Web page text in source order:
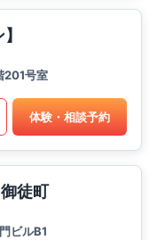
201号室
体験・相談予約
徒町
ビルB1